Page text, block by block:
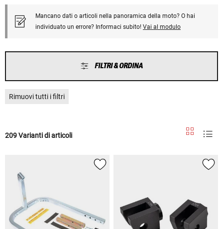
Mancano dati o articoli nella panoramica della moto? O hai
individuato un errore? Informaci subito! Vai al modulo
FILTRI & ORDINA
Rimuovi tutti i filtri
209 Varianti di articoli